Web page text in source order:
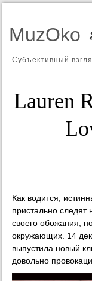
MuzOko
Субъективный
Lauren
Как водится,
пристально следят
своего обожания,
окружающих. 14
выпустила новый
довольно